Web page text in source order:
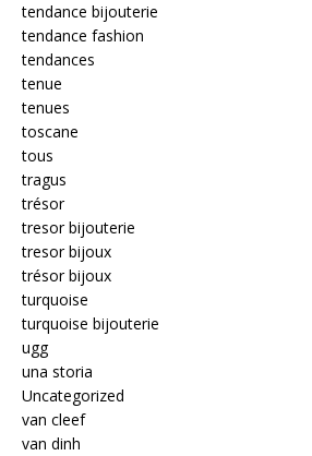
tendance bijouterie
tendance fashion
tendances
tenue
tenues
toscane
tous
tragus
trésor
tresor bijouterie
tresor bijoux
trésor bijoux
turquoise
turquoise bijouterie
ugg
una storia
Uncategorized
van cleef
van dinh